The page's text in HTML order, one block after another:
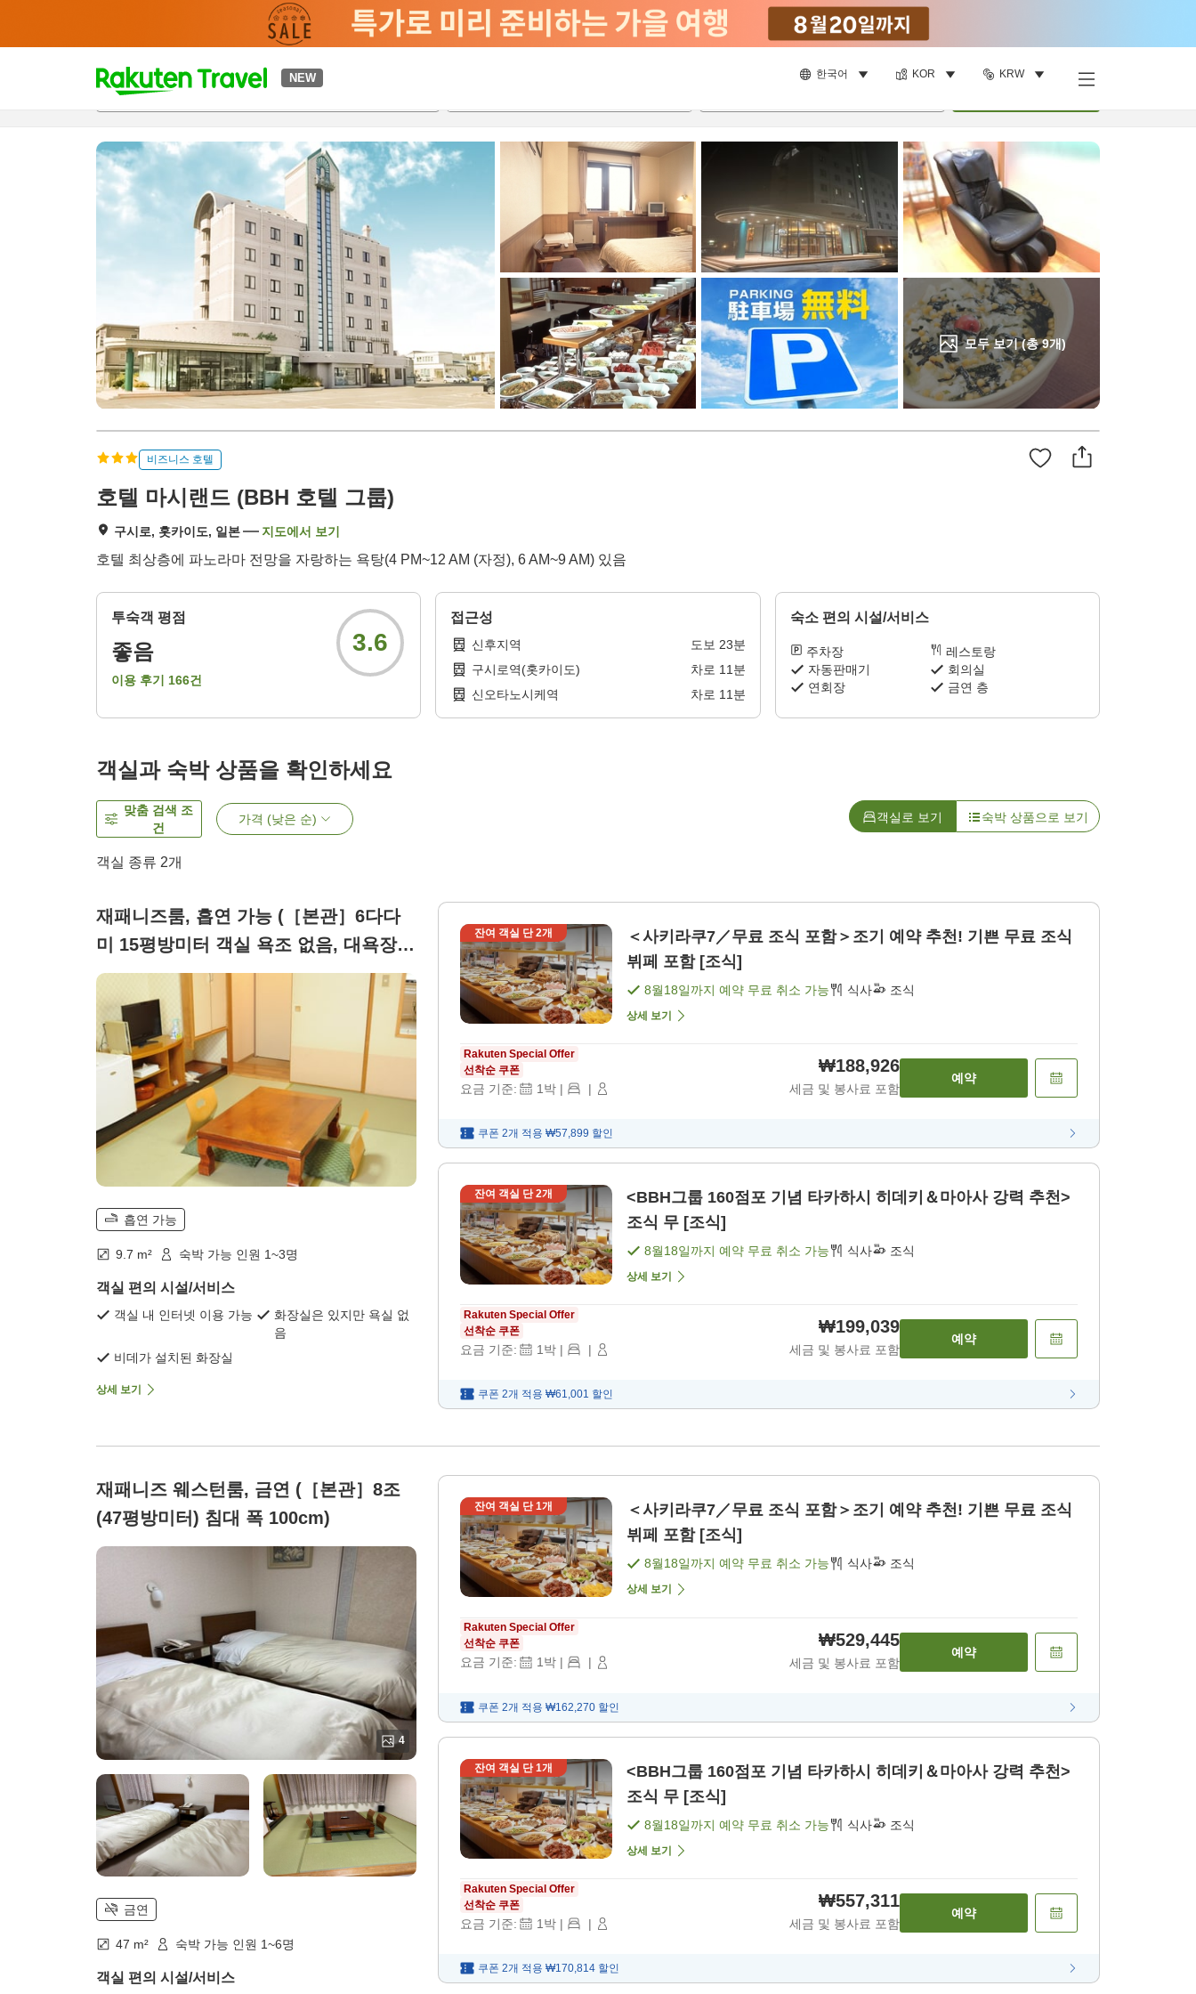
NEW 한국어 KOR KRW
t
p
a
g
e
_
모두 보기 (총9개)
개요객실 & 숙박 상품이용 후기 편의 시설/서비스
비즈니스 호텔
호텔 마시랜드 (BBH 호텔 그룹)
구시로, 홋카이도, 일본 지도에서 보기
호텔 최상층에 파노라마 전망을 자랑하는 욕탕(4 PM~12 AM (자정), 6 AM~9 AM) 있음
투숙객 평점
좋음
이용 후기 166건
3.6
접근성
신후지역 도보 23분
구시로역(홋카이도)
차로 11분
신오타노시케역
차로 11분
숙소 편의 시설/서비스
주차장
레스토랑
자동판매기
회의실
연회장
금연 층
객실과 숙박 상품을 확인하세요
맞춤 검색 조
건
가격 (낮은 순) 객실로 보기 숙박 상품으로 보기
객실 종류 2개
재패니즈룸, 흡연 가능 (［본관］6다다
미 15평방미터 객실 욕조 없음, 대욕장
이용)
흡연 가능
9.7 m² 숙박 가능 인원 1~3명
객실 편의 시설/서비스
객실 내 인터넷 이용 가능
화장실은 있지만 욕실 없
음
비데가 설치된 화장실
상세 보기
잔여 객실 단2개
＜사키라쿠7／무료 조식 포함＞조기 예약 추천! 기쁜 무료 조식
뷔페 포함 [조식]
8월18일까지 예약 무료 취소 가능 식사 조식
상세 보기
Rakuten Special Offer
선착순 쿠폰
요금 기준: 1박 | |
₩188,926
세금 및 봉사료 포함
예약
쿠폰 2개 적용 ₩57,899 할인
잔여 객실 단2개
<BBH그룹 160점포 기념 타카하시 히데키＆마아사 강력 추천>
조식 무 [조식]
8월18일까지 예약 무료 취소 가능 식사 조식
상세 보기
Rakuten Special Offer
선착순 쿠폰
요금 기준: 1박 | |
₩199,039
세금 및 봉사료 포함
예약
쿠폰 2개 적용 ₩61,001 할인
재패니즈 웨스턴룸, 금연 (［본관］8조
(47평방미터) 침대 폭 100cm)
4
금연
47 m² 숙박 가능 인원 1~6명
객실 편의 시설/서비스
잔여 객실 단1개
＜사키라쿠7／무료 조식 포함＞조기 예약 추천! 기쁜 무료 조식
뷔페 포함 [조식]
8월18일까지 예약 무료 취소 가능 식사 조식
상세 보기
Rakuten Special Offer
선착순 쿠폰
요금 기준: 1박 | |
₩529,445
세금 및 봉사료 포함
예약
쿠폰 2개 적용 ₩162,270 할인
잔여 객실 단1개
<BBH그룹 160점포 기념 타카하시 히데키＆마아사 강력 추천>
조식 무 [조식]
8월18일까지 예약 무료 취소 가능 식사 조식
상세 보기
Rakuten Special Offer
선착순 쿠폰
요금 기준: 1 박 | |
₩557,311
세금 및 봉사료 포함
예약
쿠폰 2개 적용 ₩170,814 할인